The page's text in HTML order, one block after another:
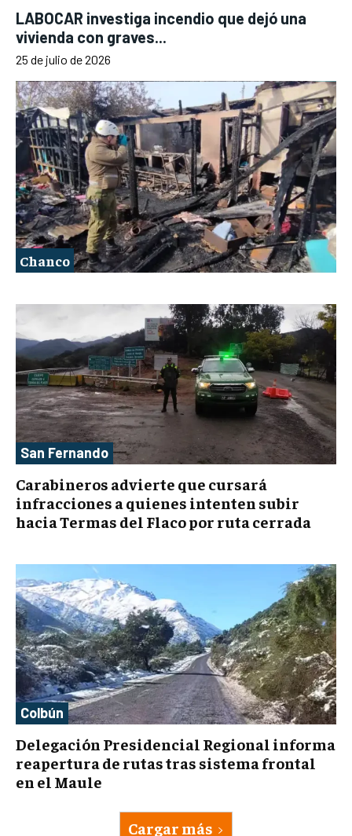
LABOCAR investiga incendio que dejó una
vivienda con graves...
25 de julio de 2026
Chanco
San Fernando
Carabineros advierte que cursará
infracciones a quienes intenten subir
hacia Termas del Flaco por ruta cerrada
Colbún
Delegación Presidencial Regional informa
reapertura de rutas tras sistema frontal
en el Maule
Cargar más